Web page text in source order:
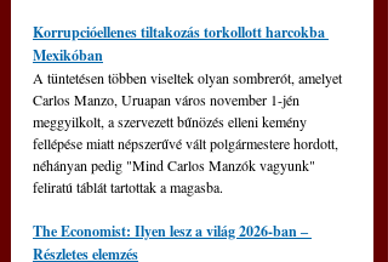
Korrupcióellenes tiltakozás torkollott harcokba
Mexikóban
A tüntetésen többen viseltek olyan sombrerót, amelyet
Carlos Manzo, Uruapan város november 1-jén
meggyilkolt, a szervezett bűnözés elleni kemény
fellépése miatt népszerűvé vált polgármestere hordott,
néhányan pedig "Mind Carlos Manzók vagyunk"
feliratú táblát tartottak a magasba.
The Economist: Ilyen lesz a világ 2026-ban ‒
Részletes elemzés